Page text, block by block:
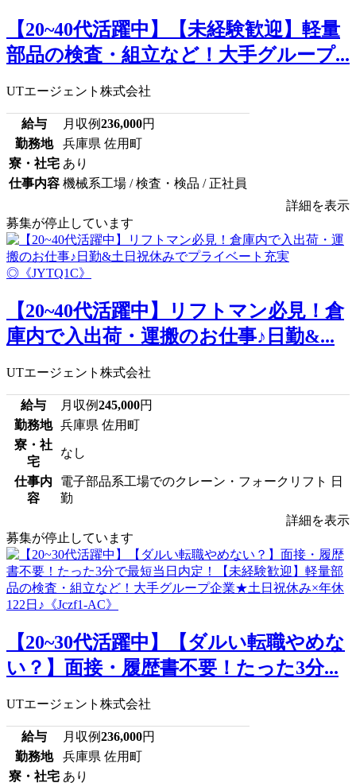
【20~40代活躍中】【未経験歓迎】軽量
部品の検査・組立など！大手グループ...
UTエージェント株式会社
給与 月収例236,000円
勤務地
兵庫県 佐用町
寮・社宅 あり
仕事内容 機械系工場 / 検査・検品 / 正社員
詳細を表示
募集が停止しています
【20~40代活躍中】リフトマン必見！倉
庫内で入出荷・運搬のお仕事♪日勤&...
UTエージェント株式会社
給与 月収例245,000円
勤務地
兵庫県 佐用町
寮・社
宅
なし
仕事内
容
電子部品系工場でのクレーン・フォークリフト 日
勤
詳細を表示
募集が停止しています
【20~30代活躍中】【ダルい転職やめな
い？】面接・履歴書不要！たった3分...
UTエージェント株式会社
給与 月収例236,000円
勤務地
兵庫県 佐用町
寮・社宅 あり